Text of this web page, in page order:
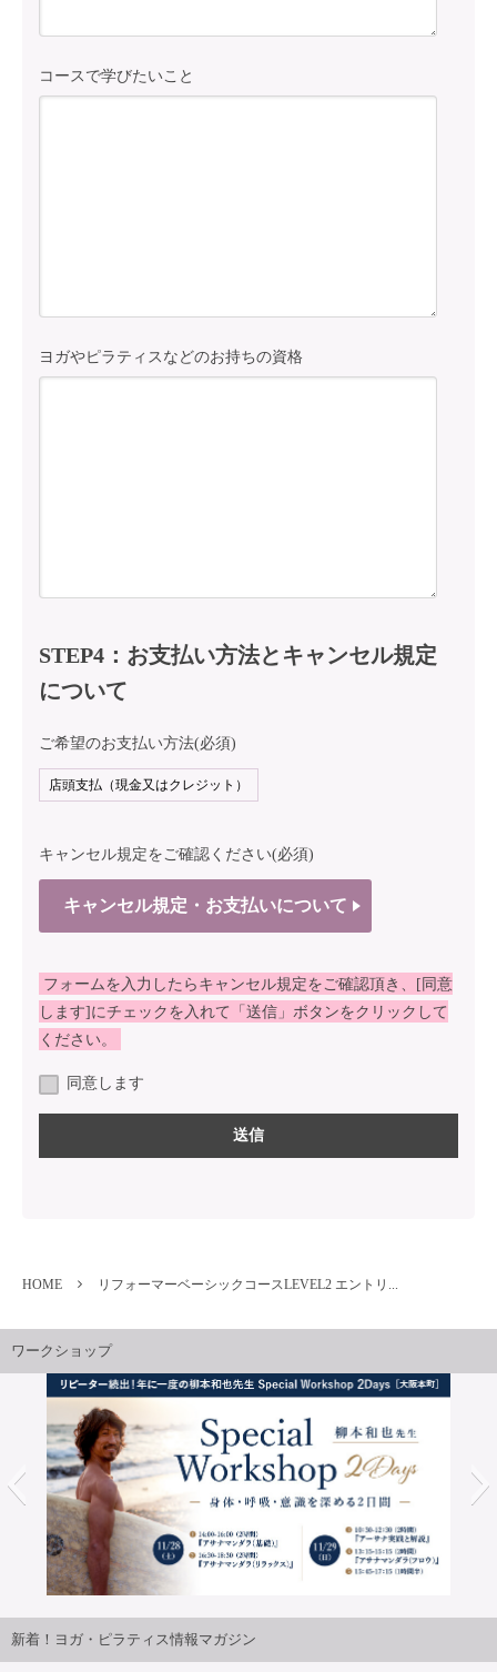
コースで学びたいこと
ヨガやピラティスなどのお持ちの資格
STEP4：お支払い方法とキャンセル規定
について
ご希望のお支払い方法(必須)
キャンセル規定をご確認ください(必須)
キャンセル規定・お支払いについて
フォームを入力したらキャンセル規定をご確認頂き、[同意
します]にチェックを入れて「送信」ボタンをクリックして
ください。
同意します
HOME リフォーマーベーシックコースLEVEL2 エントリ...
ワークショップ
Workshop 2Days【対面】
新着！ヨガ・ピラティス情報マガジン